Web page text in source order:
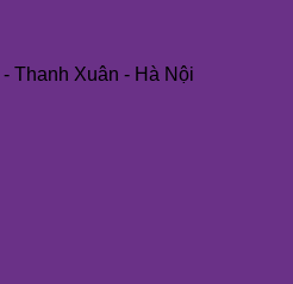
Thanh Xuân - Hà Nội